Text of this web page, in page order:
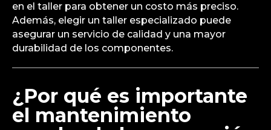
en el taller para obtener un costo más preciso.
Además, elegir un taller especializado puede
asegurar un servicio de calidad y una mayor
durabilidad de los componentes.
¿Por qué es importante
el mantenimiento